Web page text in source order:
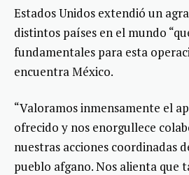
Estados Unidos extendió un
distintos países en el mundo
fundamentales para esta
encuentra México.
“Valoramos inmensamente el
ofrecido y nos enorgullece
nuestras acciones coordinadas
pueblo afgano. Nos alienta que